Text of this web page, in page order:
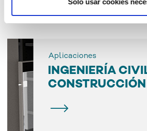
Aplicaciones
INGENIERÍA
CONSTRUCCIÓN